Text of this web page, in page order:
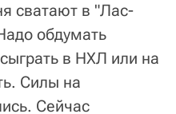
сватают в "Лас-
обдумать
в НХЛ или на
Силы на
Сейчас